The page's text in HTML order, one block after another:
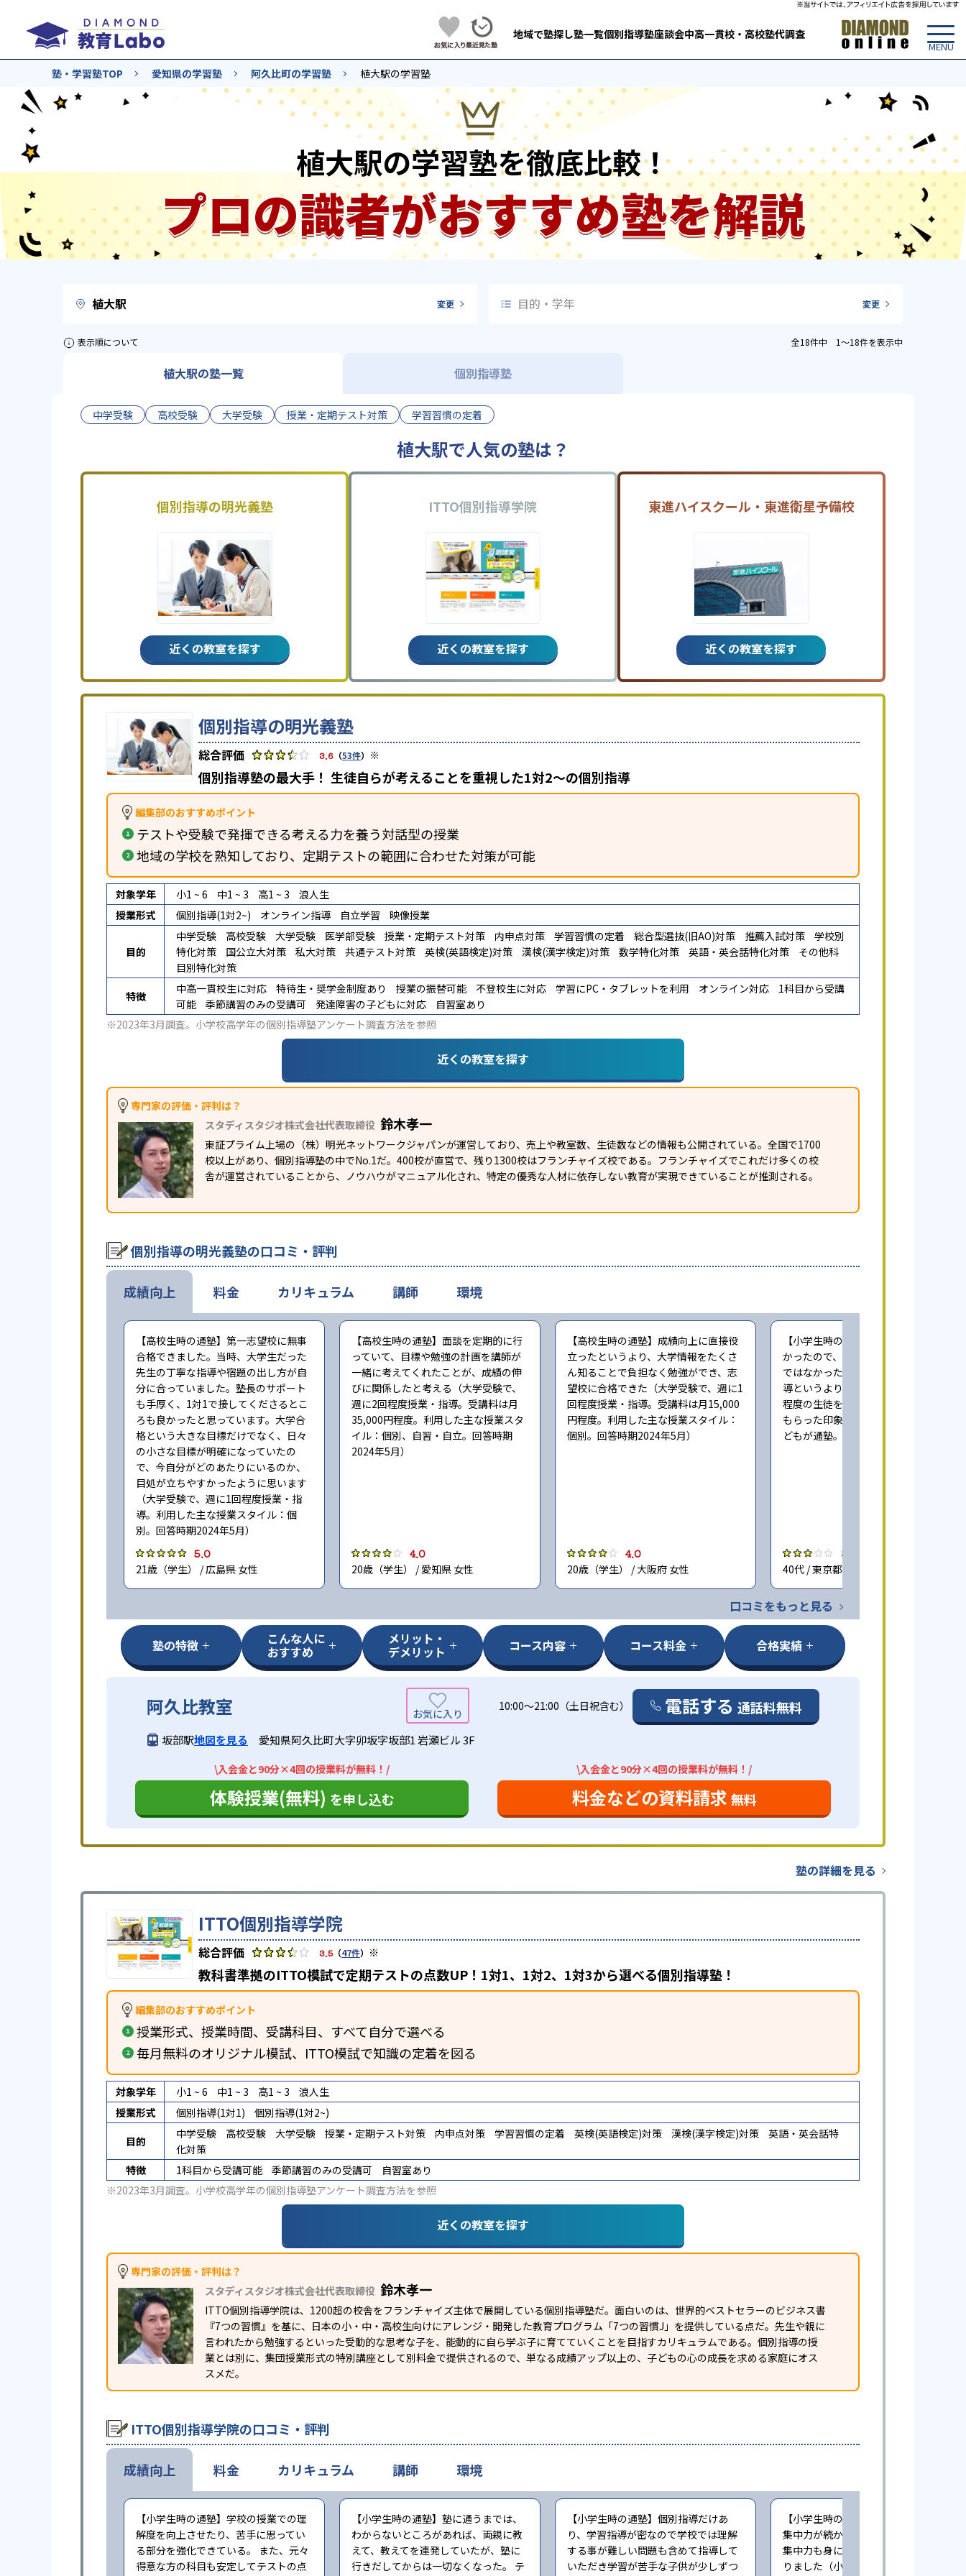
地域で塾探し塾一覧個別指導塾座談会中高一貫校・高校塾代調査
塾・学習塾TOP 愛知県の学習塾 阿久比町の学習塾 植大駅の学習塾
植大駅の学習塾を徹底比較！
プロの識者がおすすめ塾を解説
植大駅 変更 目的・学年 変更
表示順について 全18件中 1〜18件を表示中
植大駅の塾一覧 個別指導塾
中学受験 高校受験 大学受験 授業・定期テスト対策 学習習慣の定着
植大駅で人気の塾は？
個別指導の明光義塾
近くの教室を探す
ITTO個別指導学院
近くの教室を探す
東進ハイスクール・東進衛星予備校
近くの教室を探す
個別指導の明光義塾
3.6 （53件） ※
個別指導塾の最大手！ 生徒自らが考えることを重視した1対2〜の個別指導
編集部のおすすめポイント
テストや受験で発揮できる考える力を養う対話型の授業
地域の学校を熟知しており、定期テストの範囲に合わせた対策が可能
対象学年 小1 ~ 6 中1 ~ 3 高1 ~ 3
浪人生
授業形式
個別指導(1対2~) オンライン指導 自立学習 映像授業
目的
中学受験 高校受験 大学受験 医学部受験 授業・定期テスト対策 内申点対策 学習習慣の定着 総合型選抜(旧AO)対策 推薦入試対策
学校別
特化対策
国公立大対策 私大対策 共通テスト対策 英検(英語検定)対策 漢検(漢字検定)対策 数学特化対策 英語・英会話特化対策
その他科
目別特化対策
特徴
中高一貫校生に対応 特待生・奨学金制度あり 授業の振替可能 不登校生に対応 学習にPC・タブレットを利用 オンライン対応
1科目から受講
可能
季節講習のみの受講可 発達障害の子どもに対応
自習室あり
※2023年3月調査。 小学校高学年の個別指導塾アンケート調査方法を参照
近くの教室を探す
専門家の評価・評判は？
スタディスタジオ株式会社代表取締役 鈴木孝一
東証プライム上場の（株）明光ネットワークジャパンが運営しており、売上や教室数、生徒数などの情報も公開されている。全国で1700
校以上があり、個別指導塾の中でNo.1だ。400校が直営で、残り1300校はフランチャイズ校である。フランチャイズでこれだけ多くの校
舎が運営されていることから、ノウハウがマニュアル化され、特定の優秀な人材に依存しない教育が実現できていることが推測される。
個別指導の明光義塾の口コミ・評判
成績向上
【高校生時の通塾】第一志望校に無事
合格できました。当時、大学生だった
先生の丁寧な指導や宿題の出し方が自
分に合っていました。塾長のサポート
も手厚く、1対1で接してくださるとこ
ろも良かったと思っています。大学合
格という大きな目標だけでなく、日々
の小さな目標が明確になっていたの
で、今自分がどのあたりにいるのか、
目処が立ちやすかったように思います
（大学受験で、週に1回程度授業・指
導。利用した主な授業スタイル：個
別。回答時期2024年5月）
5.0
21歳（学生） / 広島県 女性
【高校生時の通塾】面談を定期的に行
っていて、目標や勉強の計画を講師が
一緒に考えてくれたことが、成績の伸
びに関係したと考える（大学受験で、
週に2回程度授業・指導。受講料は月
35,000円程度。利用した主な授業スタ
イル：個別、自習・自立。回答時期
2024年5月）
4.0
20歳（学生） / 愛知県 女性
【高校生時の通塾】成績向上に直接役
立ったというより、大学情報をたくさ
ん知ることで負担なく勉強ができ、志
望校に合格できた（大学受験で、週に1
回程度授業・指導。受講料は月15,000
円程度。利用した主な授業スタイル：
個別。回答時期2024年5月）
4.0
20歳（学生） / 大阪府 女性
【小学生時の通塾】本人にやる気が無
かったので、成績向上するという感じ
ではなかった。また指導自体も個人指
導というより、一人の先生が一度に3人
程度の生徒をみており、きちんとみて
もらった印象ではない（小学6年時に子
どもが通塾。回答時期:2023年3月）
3.0
40代 / 東京都 女性
口コミをもっと見る
料金 カリキュラム 講師 環境
塾の特徴 こんな人に
おすすめ
メリット・
デメリット コース内容 コース料金 合格実績
阿久比教室 10:00〜21:00（土日祝含む） 電話する 通話料無料
坂部駅地図を見る 愛知県阿久比町大字卯坂字坂部1 岩瀬ビル 3F
\入会金と90分×4回の授業料が無料！/
体験授業(無料) を申し込む
\入会金と90分×4回の授業料が無料！/
料金などの資料請求 無料
塾の詳細を見る
ITTO個別指導学院
3.5（47件） ※
教科書準拠のITTO模試で定期テストの点数UP！1対1、1対2、1対3から選べる個別指導塾！
編集部のおすすめポイント
授業形式、授業時間、受講科目、すべて自分で選べる
毎月無料のオリジナル模試、ITTO模試で知識の定着を図る
対象学年 小1 ~ 6 中1 ~ 3 高1 ~ 3
浪人生
授業形式
個別指導(1対1)
個別指導(1対2~)
目的
中学受験 高校受験 大学受験 授業・定期テスト対策 内申点対策 学習習慣の定着 英検(英語検定)対策 漢検(漢字検定)対策
英語・英会話特
化対策
特徴
1科目から受講可能 季節講習のみの受講可
自習室あり
※2023年3月調査。 小学校高学年の個別指導塾アンケート調査方法を参照
近くの教室を探す
専門家の評価・評判は？
スタディスタジオ株式会社代表取締役 鈴木孝一
ITTO個別指導学院は、1200超の校舎をフランチャイズ主体で展開している個別指導塾だ。面白いのは、世界的ベストセラーのビジネス書
『7つの習慣』を基に、日本の小・中・高校生向けにアレンジ・開発した教育プログラム「7つの習慣J」を提供している点だ。先生や親に
言われたから勉強するといった受動的な思考な子を、能動的に自ら学ぶ子に育てていくことを目指すカリキュラムである。個別指導の授
業とは別に、集団授業形式の特別講座として別料金で提供されるので、単なる成績アップ以上の、子どもの心の成長を求める家庭にオス
スメだ。
ITTO個別指導学院の口コミ・評判
成績向上
【小学生時の通塾】学校の授業での理
解度を向上させたり、苦手に思ってい
る部分を強化できている。 また、元々
得意な方の科目も安定してテストの点
【小学生時の通塾】塾に通うまでは、
わからないところがあれば、両親に教
えて、教えてを連発していたが、塾に
行きだしてからは一切なくなった。 テ
【小学生時の通塾】個別指導だけあ
り、学習指導が密なので学校では理解
する事が難しい問題も含めて指導して
いただき学習が苦手な子供が少しずつ
【小学生時の通塾】家だとどうしても
集中力が続かない事があるため 塾では
集中力も身について成績向上につなが
りました（小学6年時に子どもが通塾。
料金 カリキュラム 講師 環境